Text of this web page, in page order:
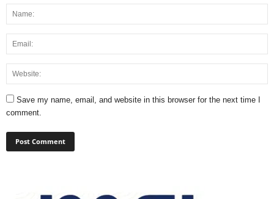
Save my name, email, and website in this browser for the next time I
comment.